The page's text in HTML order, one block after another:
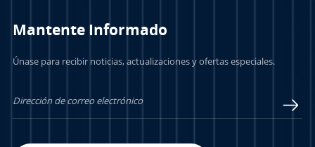
Mantente Informado
Únase para recibir noticias, actualizaciones y ofertas especiales.